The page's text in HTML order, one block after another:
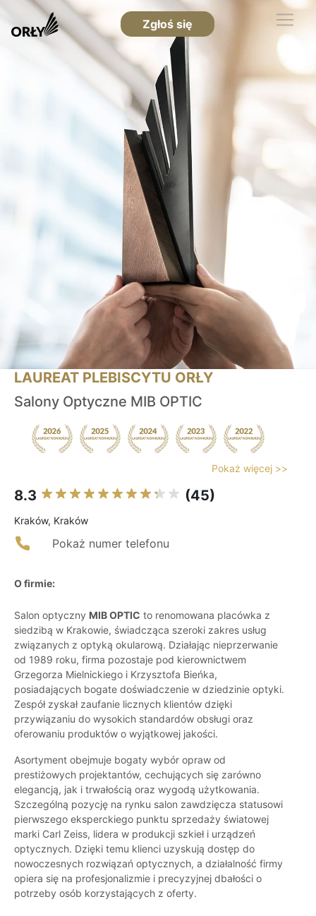
Zgłoś się
LAUREAT PLEBISCYTU ORŁY
Salony Optyczne MIB OPTIC
Pokaż więcej >>
8.3 (45)
Kraków, Kraków
Pokaż numer telefonu
O firmie:
Salon optyczny MIB OPTIC to renomowana placówka z
siedzibą w Krakowie, świadcząca szeroki zakres usług
związanych z optyką okularową. Działając nieprzerwanie
od 1989 roku, firma pozostaje pod kierownictwem
Grzegorza Mielnickiego i Krzysztofa Bieńka,
posiadających bogate doświadczenie w dziedzinie optyki.
Zespół zyskał zaufanie licznych klientów dzięki
przywiązaniu do wysokich standardów obsługi oraz
oferowaniu produktów o wyjątkowej jakości.
Asortyment obejmuje bogaty wybór opraw od
prestiżowych projektantów, cechujących się zarówno
elegancją, jak i trwałością oraz wygodą użytkowania.
Szczególną pozycję na rynku salon zawdzięcza statusowi
pierwszego eksperckiego punktu sprzedaży światowej
marki Carl Zeiss, lidera w produkcji szkieł i urządzeń
optycznych. Dzięki temu klienci uzyskują dostęp do
nowoczesnych rozwiązań optycznych, a działalność firmy
opiera się na profesjonalizmie i precyzyjnej dbałości o
potrzeby osób korzystających z oferty.